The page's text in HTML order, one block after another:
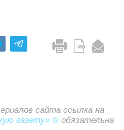
сайта ссылка на
газету» © обязательна